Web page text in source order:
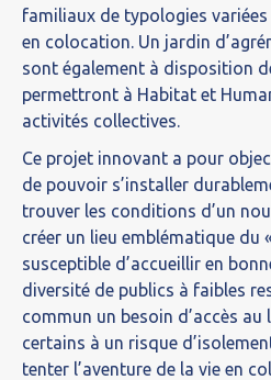
familiaux de typologies
en colocation. Un jardin
sont également à disposition
permettront à Habitat et
activités collectives.
Ce projet innovant a pour
de pouvoir s’installer
trouver les conditions d’un
créer un lieu emblématique du
susceptible d’accueillir en
diversité de publics à faibles
commun un besoin d’accès
certains à un risque
tenter l’aventure de la vie en